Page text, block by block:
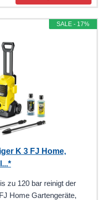
SALE - 17%
K 3 FJ Home,
zu 120 bar reinigt der
Home Gartengeräte,